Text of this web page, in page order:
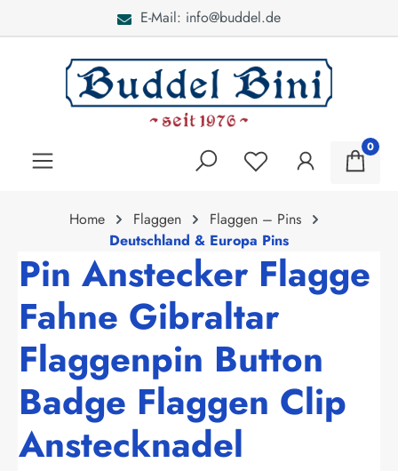
E-Mail: info@buddel.de
0
Home Flaggen
Flaggen – Pins
Deutschland & Europa Pins
Pin Anstecker Flagge
Fahne Gibraltar
Flaggenpin Button
Badge Flaggen Clip
Anstecknadel